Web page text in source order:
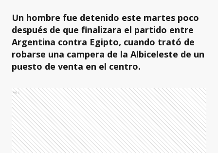
Un hombre fue detenido este martes poco
después de que finalizara el partido entre
Argentina contra Egipto, cuando trató de
robarse una campera de la Albiceleste de un
puesto de venta en el centro.
Ads